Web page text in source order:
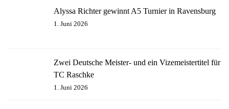
Alyssa Richter gewinnt A5 Turnier in Ravensburg
1. Juni 2026
Zwei Deutsche Meister- und ein Vizemeistertitel für
TC Raschke
1. Juni 2026